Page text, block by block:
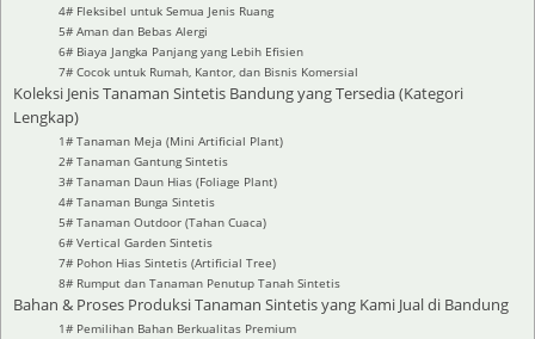
4# Fleksibel untuk Semua Jenis Ruang
5# Aman dan Bebas Alergi
6# Biaya Jangka Panjang yang Lebih Efisien
7# Cocok untuk Rumah, Kantor, dan Bisnis Komersial
Koleksi Jenis Tanaman Sintetis Bandung yang Tersedia (Kategori
Lengkap)
1# Tanaman Meja (Mini Artificial Plant)
2# Tanaman Gantung Sintetis
3# Tanaman Daun Hias (Foliage Plant)
4# Tanaman Bunga Sintetis
5# Tanaman Outdoor (Tahan Cuaca)
6# Vertical Garden Sintetis
7# Pohon Hias Sintetis (Artificial Tree)
8# Rumput dan Tanaman Penutup Tanah Sintetis
Bahan & Proses Produksi Tanaman Sintetis yang Kami Jual di Bandung
1# Pemilihan Bahan Berkualitas Premium